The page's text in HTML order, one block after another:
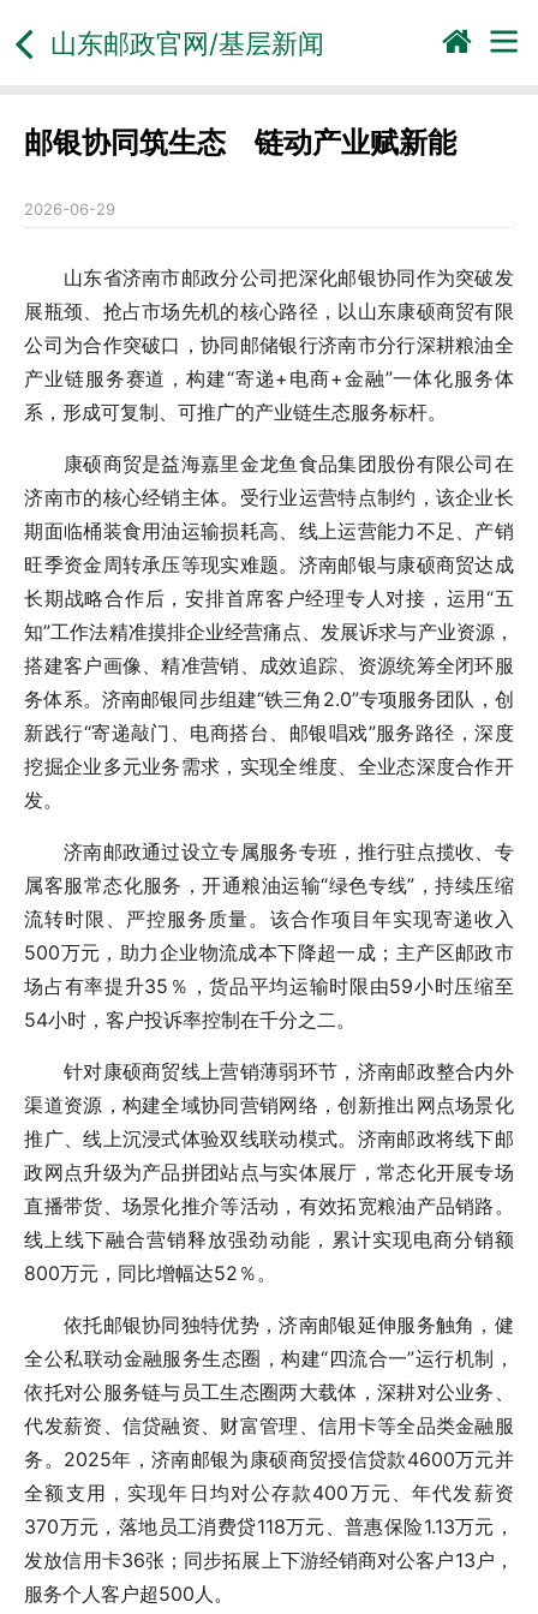
山东邮政官网/基层新闻
邮银协同筑生态 链动产业赋新能
2026-06-29
山东省济南市邮政分公司把深化邮银协同作为突破发
展瓶颈、抢占市场先机的核心路径，以山东康硕商贸有限
公司为合作突破口，协同邮储银行济南市分行深耕粮油全
产业链服务赛道，构建“寄递+电商+金融”一体化服务体
系，形成可复制、可推广的产业链生态服务标杆。
康硕商贸是益海嘉里金龙鱼食品集团股份有限公司在
济南市的核心经销主体。受行业运营特点制约，该企业长
期面临桶装食用油运输损耗高、线上运营能力不足、产销
旺季资金周转承压等现实难题。济南邮银与康硕商贸达成
长期战略合作后，安排首席客户经理专人对接，运用“五
知”工作法精准摸排企业经营痛点、发展诉求与产业资源，
搭建客户画像、精准营销、成效追踪、资源统筹全闭环服
务体系。济南邮银同步组建“铁三角2.0”专项服务团队，创
新践行“寄递敲门、电商搭台、邮银唱戏”服务路径，深度
挖掘企业多元业务需求，实现全维度、全业态深度合作开
发。
济南邮政通过设立专属服务专班，推行驻点揽收、专
属客服常态化服务，开通粮油运输“绿色专线”，持续压缩
流转时限、严控服务质量。该合作项目年实现寄递收入
500万元，助力企业物流成本下降超一成；主产区邮政市
场占有率提升35％，货品平均运输时限由59小时压缩至
54小时，客户投诉率控制在千分之二。
针对康硕商贸线上营销薄弱环节，济南邮政整合内外
渠道资源，构建全域协同营销网络，创新推出网点场景化
推广、线上沉浸式体验双线联动模式。济南邮政将线下邮
政网点升级为产品拼团站点与实体展厅，常态化开展专场
直播带货、场景化推介等活动，有效拓宽粮油产品销路。
线上线下融合营销释放强劲动能，累计实现电商分销额
800万元，同比增幅达52％。
依托邮银协同独特优势，济南邮银延伸服务触角，健
全公私联动金融服务生态圈，构建“四流合一”运行机制，
依托对公服务链与员工生态圈两大载体，深耕对公业务、
代发薪资、信贷融资、财富管理、信用卡等全品类金融服
务。2025年，济南邮银为康硕商贸授信贷款4600万元并
全额支用，实现年日均对公存款400万元、年代发薪资
370万元，落地员工消费贷118万元、普惠保险1.13万元，
发放信用卡36张；同步拓展上下游经销商对公客户13户，
服务个人客户超500人。